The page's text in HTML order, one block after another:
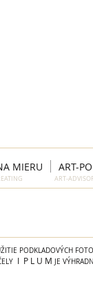
MIERU ART-
ART-
PODKLADOVÝCH
I P L U M JE